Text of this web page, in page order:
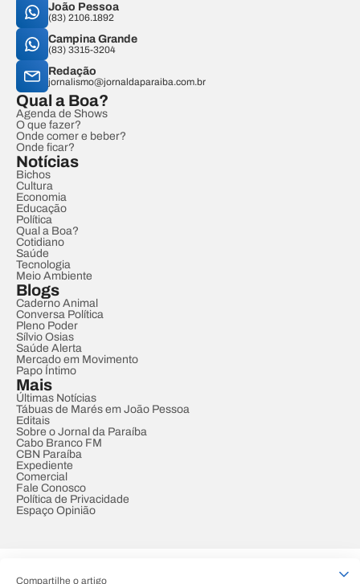
Compartilhe o artigo
João Pessoa
(83) 2106.1892
Campina Grande
(83) 3315-3204
Redação
jornalismo@jornaldaparaiba.com.br
Qual a Boa?
Agenda de Shows
O que fazer?
Onde comer e beber?
Onde ficar?
Notícias
Bichos
Cultura
Economia
Educação
Política
Qual a Boa?
Cotidiano
Saúde
Tecnologia
Meio Ambiente
Blogs
Caderno Animal
Conversa Política
Pleno Poder
Sílvio Osias
Saúde Alerta
Mercado em Movimento
Papo Íntimo
Mais
Últimas Notícias
Tábuas de Marés em João Pessoa
Editais
Sobre o Jornal da Paraíba
Cabo Branco FM
CBN Paraíba
Expediente
Comercial
Fale Conosco
Política de Privacidade
Espaço Opinião